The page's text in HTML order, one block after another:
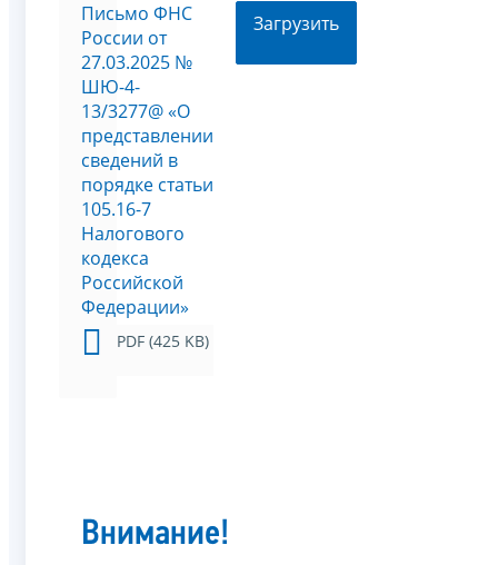
Письмо ФНС
России от
27.03.2025 №
ШЮ-4-
13/3277@ «О
представлении
сведений в
порядке статьи
105.16-7
Налогового
кодекса
Российской
Федерации»
PDF (425 KB)
Загрузить
Внимание!